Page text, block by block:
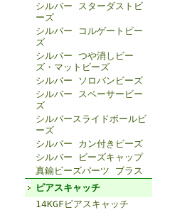
シルバー スターダストビ
ーズ
シルバー コルゲートビー
ズ
シルバー つや消しビー
ズ・マットビーズ
シルバー ソロバンビーズ
シルバー スペーサービー
ズ
シルバースライドボールビ
ーズ
シルバー カン付きビーズ
シルバー ビーズキャップ
真鍮ビーズパーツ ブラス
ピアスキャッチ
14KGFピアスキャッチ